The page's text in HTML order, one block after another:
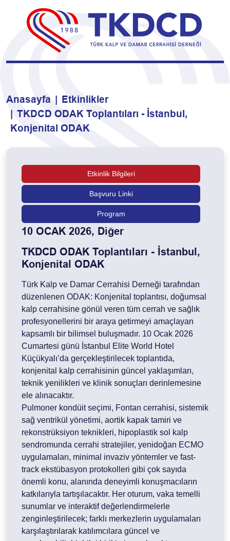
Anasayfa
Etkinlikler
TKDCD ODAK Toplantıları - İstanbul,
Konjenital ODAK
10 OCAK 2026, Diğer
TKDCD ODAK Toplantıları - İstanbul,
Konjenital ODAK
Türk Kalp ve Damar Cerrahisi Derneği tarafından
düzenlenen ODAK: Konjenital toplantısı, doğumsal
kalp cerrahisine gönül veren tüm cerrah ve sağlık
profesyonellerini bir araya getirmeyi amaçlayan
kapsamlı bir bilimsel buluşmadır. 10 Ocak 2026
Cumartesi günü İstanbul Elite World Hotel
Küçükyalı’da gerçekleştirilecek toplantıda,
konjenital kalp cerrahisinin güncel yaklaşımları,
teknik yenilikleri ve klinik sonuçları derinlemesine
ele alınacaktır.
Pulmoner kondüit seçimi, Fontan cerrahisi, sistemik
sağ ventrikül yönetimi, aortik kapak tamiri ve
rekonstrüksiyon teknikleri, hipoplastik sol kalp
sendromunda cerrahi stratejiler, yenidoğan ECMO
uygulamaları, minimal invaziv yöntemler ve fast-
track ekstübasyon protokolleri gibi çok sayıda
önemli konu, alanında deneyimli konuşmacıların
katkılarıyla tartışılacaktır. Her oturum, vaka temelli
sunumlar ve interaktif değerlendirmelerle
zenginleştirilecek; farklı merkezlerin uygulamaları
karşılaştırılarak katılımcılara güncel ve
Etkinlik Bilgileri
Başvuru Linki
Program